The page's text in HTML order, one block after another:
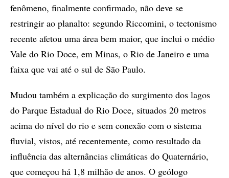
fenômeno, finalmente confirmado, não deve se
restringir ao planalto: segundo Riccomini, o tectonismo
recente afetou uma área bem maior, que inclui o médio
Vale do Rio Doce, em Minas, o Rio de Janeiro e uma
faixa que vai até o sul de São Paulo.
Mudou também a explicação do surgimento dos lagos
do Parque Estadual do Rio Doce, situados 20 metros
acima do nível do rio e sem conexão com o sistema
fluvial, vistos, até recentemente, como resultado da
influência das alternâncias climáticas do Quaternário,
que começou há 1,8 milhão de anos. O geólogo